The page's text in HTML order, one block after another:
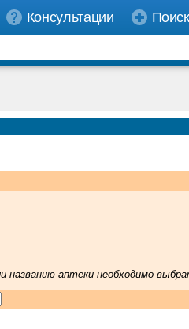
Консультации
названию аптеки необходимо